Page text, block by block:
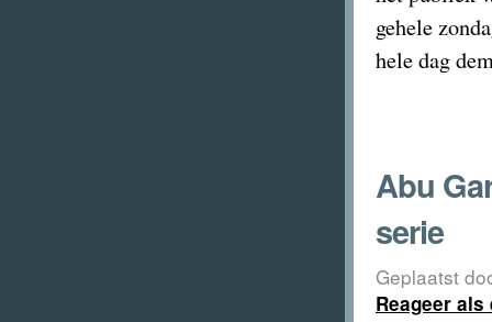
gehele
hele dag
Abu
serie
Geplaatst
Reageer